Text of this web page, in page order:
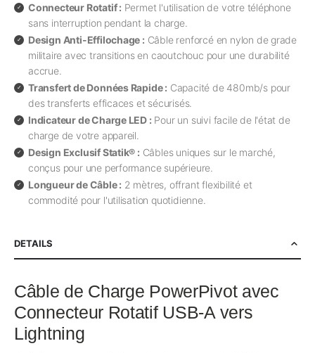
Connecteur Rotatif : Permet l'utilisation de votre téléphone
sans interruption pendant la charge.
Design Anti-Effilochage : Câble renforcé en nylon de grade
militaire avec transitions en caoutchouc pour une durabilité
accrue.
Transfert de Données Rapide : Capacité de 480mb/s pour
des transferts efficaces et sécurisés.
Indicateur de Charge LED : Pour un suivi facile de l'état de
charge de votre appareil.
Design Exclusif Statik® : Câbles uniques sur le marché,
conçus pour une performance supérieure.
Longueur de Câble : 2 mètres, offrant flexibilité et
commodité pour l'utilisation quotidienne.
DETAILS
Câble de Charge PowerPivot avec
Connecteur Rotatif USB-A vers
Lightning